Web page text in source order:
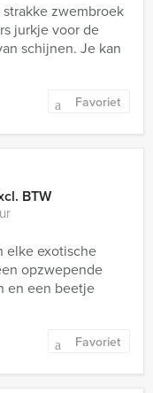
zwembroek
jurkje voor de
schijnen. Je kan
Favoriet
BTW
elke exotische
opzwepende
en een beetje
Favoriet